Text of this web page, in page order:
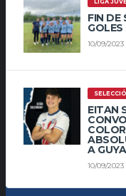
LIGA
FIN DE
10/09/2023
EITAN
A
10/09/2023